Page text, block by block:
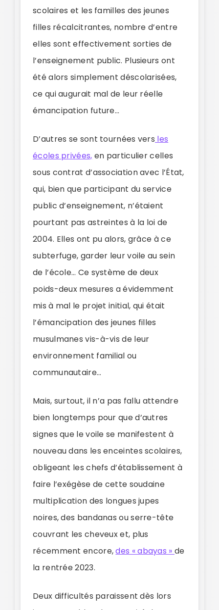
scolaires et les familles des jeunes
filles récalcitrantes, nombre d’entre
elles sont effectivement sorties de
l’enseignement public. Plusieurs ont
été alors simplement déscolarisées,
ce qui augurait mal de leur réelle
émancipation future…
D’autres se sont tournées vers les
écoles privées, en particulier celles
sous contrat d’association avec l’État,
qui, bien que participant du service
public d’enseignement, n’étaient
pourtant pas astreintes à la loi de
2004. Elles ont pu alors, grâce à ce
subterfuge, garder leur voile au sein
de l’école… Ce système de deux
poids-deux mesures a évidemment
mis à mal le projet initial, qui était
l’émancipation des jeunes filles
musulmanes vis-à-vis de leur
environnement familial ou
communautaire…
Mais, surtout, il n’a pas fallu attendre
bien longtemps pour que d’autres
signes que le voile se manifestent à
nouveau dans les enceintes scolaires,
obligeant les chefs d’établissement à
faire l’exégèse de cette soudaine
multiplication des longues jupes
noires, des bandanas ou serre-tête
couvrant les cheveux et, plus
récemment encore,des « abayas » de
la rentrée 2023.
Deux difficultés paraissent dès lors